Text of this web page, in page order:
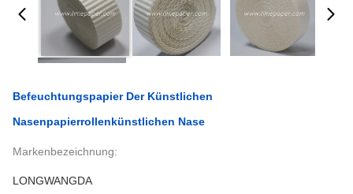
Befeuchtungspapier Der Künstlichen
Nasenpapierrollenkünstlichen Nase
Markenbezeichnung:
LONGWANGDA